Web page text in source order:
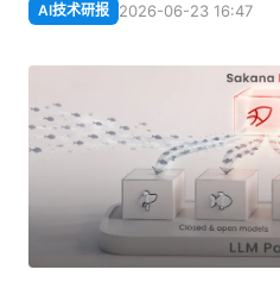
AI技术研报 2026-06-23 16:47